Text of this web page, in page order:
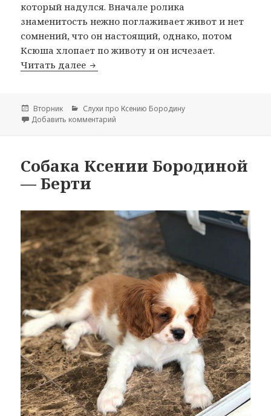
который надулся. Вначале ролика
знаменитость нежно поглаживает живот и нет
сомнений, что он настоящий, однако, потом
Ксюша хлопает по животу и он исчезает.
Читать далее Слухи: Ксения Бородина «беременна»
Опубликовано
Вторник Рубрики
Слухи про Ксению Бородину
Добавить комментарий
Собака Ксении Бородиной
— Берти